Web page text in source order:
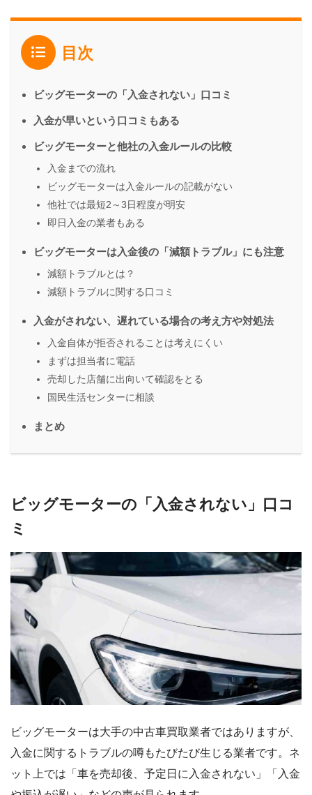
目次
ビッグモーターの「入金されない」口コミ
入金が早いという口コミもある
ビッグモーターと他社の入金ルールの比較
入金までの流れ
ビッグモーターは入金ルールの記載がない
他社では最短2～3日程度が明安
即日入金の業者もある
ビッグモーターは入金後の「減額トラブル」にも注意
減額トラブルとは？
減額トラブルに関する口コミ
入金がされない、遅れている場合の考え方や対処法
入金自体が拒否されることは考えにくい
まずは担当者に電話
売却した店舗に出向いて確認をとる
国民生活センターに相談
まとめ
ビッグモーターの「入金されない」口コ
ミ
ビッグモーターは大手の中古車買取業者ではありますが、
入金に関するトラブルの噂もたびたび生じる業者です。ネ
ット上では「車を売却後、予定日に入金されない」「入金